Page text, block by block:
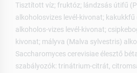
Tisztított víz; fruktóz; lándzsás útifű
alkoholosvizes levél-kivonat;
alkoholos-vizes levél-kivonat;
kivonat; mályva (Malva sylvestris)
Saccharomyces cerevisiae élesztő
szabályozók: trinátrium-citrát,